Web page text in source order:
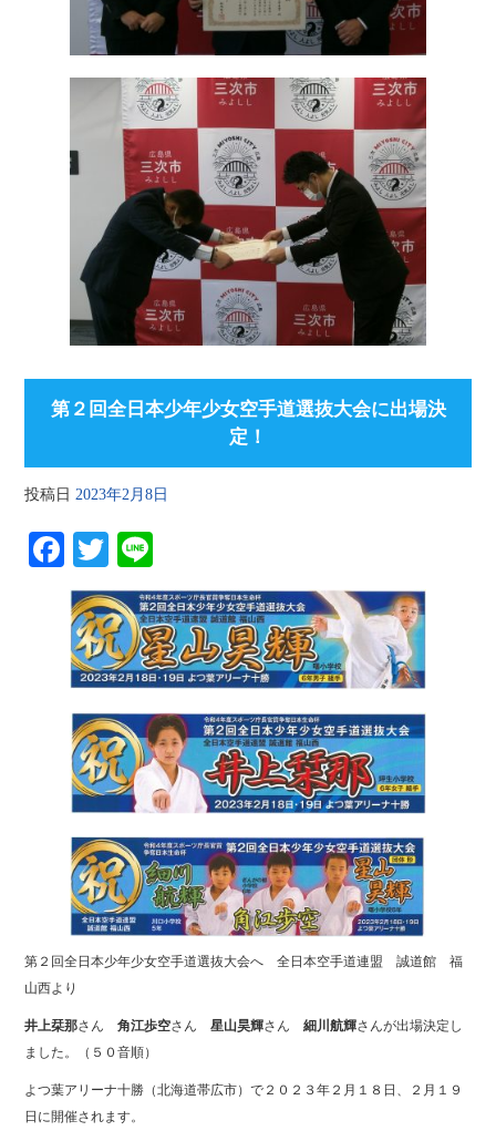
第２回全日本少年少女空手道選抜大会に出場決
定！
投稿日 2023年2月8日
Fa
ce
bo
ok
T
wi
tte
r
ne
第２回全日本少年少女空手道選抜大会へ 全日本空手道連盟 誠道館 福
山西より
井上栞那さん角江歩空さん星山昊輝さん細川航輝さんが出場決定し
ました。（５０音順）
よつ葉アリーナ十勝（北海道帯広市）で２０２３年２月１８日、２月１９
日に開催されます。